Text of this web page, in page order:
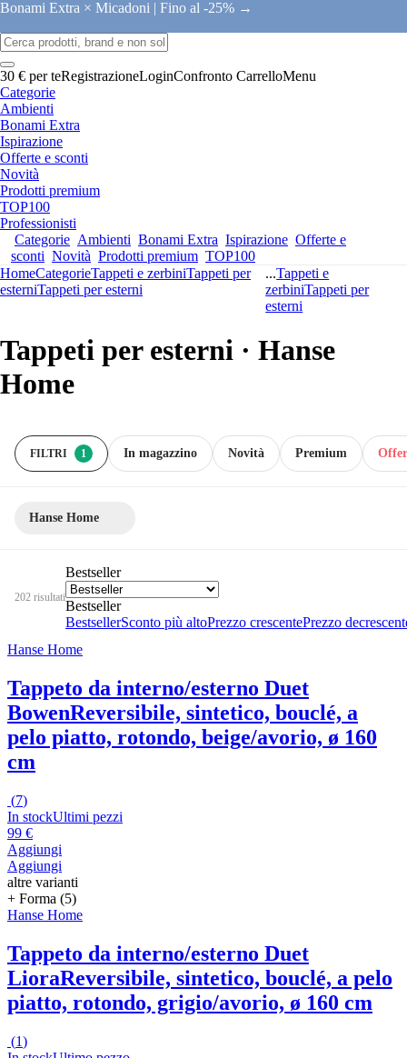
Bonami Extra × Micadoni | Fino al -25% →
30 € per teRegistrazioneLoginConfronto CarrelloMenu
Categorie
Ambienti
Bonami Extra
Ispirazione
Offerte e sconti
Novità
Prodotti premium
TOP100
Professionisti
Categorie Ambienti Bonami Extra Ispirazione Offerte e
sconti Novità Prodotti premium TOP100
HomeCategorieTappeti e zerbiniTappeti per
esterniTappeti per esterni
...Tappeti e
zerbiniTappeti per
esterni
Tappeti per esterni · Hanse
Home
FILTRI 1 Novità Premium
In magazzino
Hanse Home
202 risultati
Bestseller
Bestseller
BestsellerSconto più altoPrezzo crescentePrezzo
Hanse Home
Tappeto da interno/esterno Duet
BowenReversibile, sintetico, bouclé, a
pelo piatto, rotondo, beige/avorio, ø 160
cm
(7)
In stockUltimi pezzi
99 €
Aggiungi
Aggiungi
altre varianti
+ Forma (5)
Hanse Home
Tappeto da interno/esterno Duet
LioraReversibile, sintetico, bouclé, a pelo
piatto, rotondo, grigio/avorio, ø 160 cm
(1)